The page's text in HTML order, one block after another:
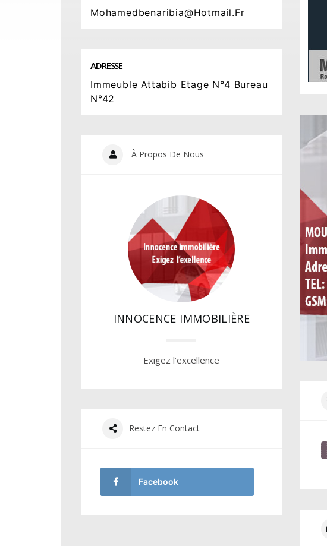
Mohamedbenaribia@hotmail.fr
ADRESSE
Immeuble Attabib Etage N°4 Bureau
N°42
À Propos De Nous
INNOCENCE IMMOBILIÈRE
Exigez l’excellence
Restez En Contact
Facebook